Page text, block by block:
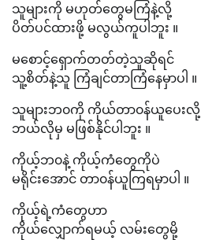
သူများကို မဟုတ်တွေမကြံနဲ့လို့
ပိတ်ပင်ထားဖို့ မလွယ်ကူပါဘူး ။
မစောင့်ရှောက်တတ်တဲ့သူဆိုရင်
သူ့စိတ်နဲ့သူ ကြံချင်တာကြံနေမှာပါ ။
သူများဘ၀ကို ကိုယ်တာ၀န်ယူပေးလို့
ဘယ်လိုမှ မဖြစ်နိုင်ပါဘူး ။
ကိုယ့်ဘ၀နဲ့ ကိုယ့်ကံတွေကိုပဲ
မရိုင်းအောင် တာ၀န်ယူကြရမှာပါ ။
ကိုယ့်ရဲ့ကံတွေဟာ
ကိုယ်လျှောက်ရမယ့် လမ်းတွေမို့